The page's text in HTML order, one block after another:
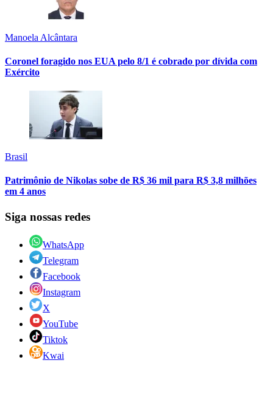
Manoela Alcântara
Coronel foragido nos EUA pelo 8/1 é cobrado por dívida com
Exército
Brasil
Patrimônio de Nikolas sobe de R$ 36 mil para R$ 3,8 milhões
em 4 anos
Siga nossas redes
WhatsApp
Telegram
Facebook
Instagram
X
YouTube
Tiktok
Kwai